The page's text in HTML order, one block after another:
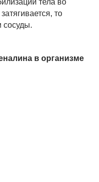
тела во
то
сосуды.
в организме